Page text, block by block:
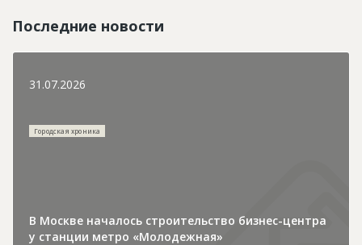
Последние новости
31.07.2026
Городская хроника
В Москве началось строительство бизнес-центра
у станции метро «Молодежная»